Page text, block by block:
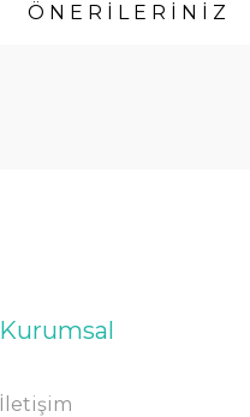
ÖNERİLERİNİZ
Kurumsal
İletişim